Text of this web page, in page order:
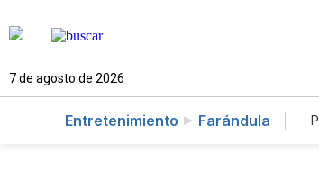
7 de agosto de 2026
Entretenimiento Farándula